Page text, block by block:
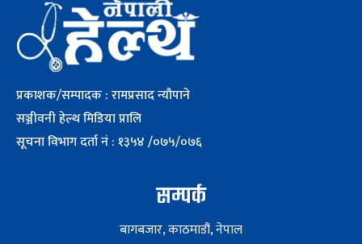
प्रकाशक/सम्पादक : रामप्रसाद न्यौपाने
सञ्जीवनी हेल्थ मिडिया प्रालि
सूचना विभाग दर्ता नं : १३५४ /०७५/०७६
सम्पर्क
बागबजार, काठमाडौं, नेपाल